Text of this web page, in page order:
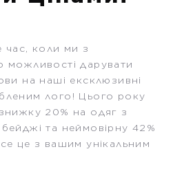
коли ми з
можливості дарувати
на наші ексклюзивні
лого! Цього року
20% на одяг з
та неймовірну 42%
це з вашим унікальним